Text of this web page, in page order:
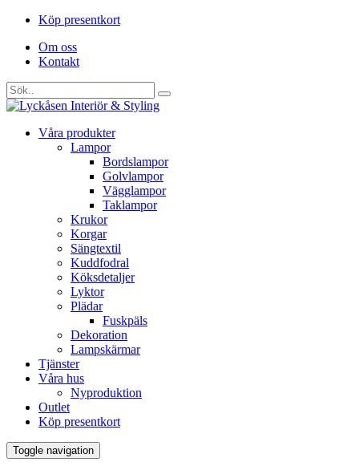
Köp presentkort
Om oss
Kontakt
Våra produkter
Lampor
Bordslampor
Golvlampor
Vägglampor
Taklampor
Krukor
Korgar
Sängtextil
Kuddfodral
Köksdetaljer
Lyktor
Plädar
Fuskpäls
Dekoration
Lampskärmar
Tjänster
Våra hus
Nyproduktion
Outlet
Köp presentkort
Toggle navigation